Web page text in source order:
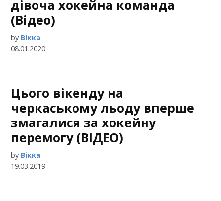
дівоча хокейна команда
(Відео)
by Вікка
08.01.2020
Цього вікенду на
черкаському льоду вперше
змагалися за хокейну
перемогу (ВІДЕО)
by Вікка
19.03.2019